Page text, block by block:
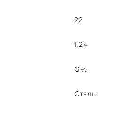
22
1,24
G½
Сталь